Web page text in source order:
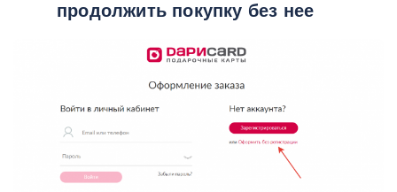
продолжить покупку без нее